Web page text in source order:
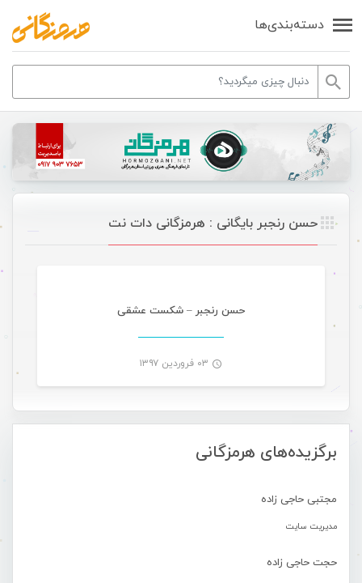
دسته‌بندی‌ها
برگزیده‌های هرمزگانی
مجتبی حاجی زاده
مدیریت سایت
حجت حاجی زاده
حسن رنجبر بایگانی : هرمزگانی دات نت
حسن رنجبر – شکست عشقی
۰۳ فروردین ۱۳۹۷